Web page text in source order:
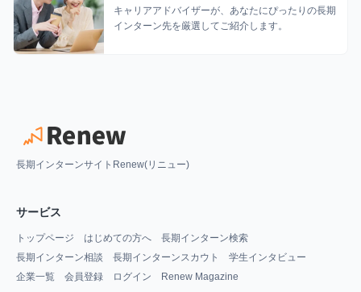
キャリアアドバイザーが、あなたにぴったりの長期
インターン先を厳選してご紹介します。
長期インターンサイトRenew(リニュー)
サービス
トップページ はじめての方へ
長期インターン検索
長期インターン相談
長期インターンスカウト
学生インタビュー
企業一覧
会員登録 ログイン Renew Magazine